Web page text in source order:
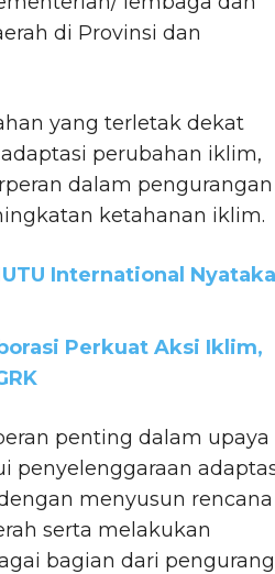
di Provinsi dan
yang terletak dekat
perubahan iklim,
dalam pengurangan
ketahanan iklim.
International
Perkuat Aksi Iklim,
penting dalam upaya
penyelenggaraan
menyusun rencana
serta melakukan
bagian dari